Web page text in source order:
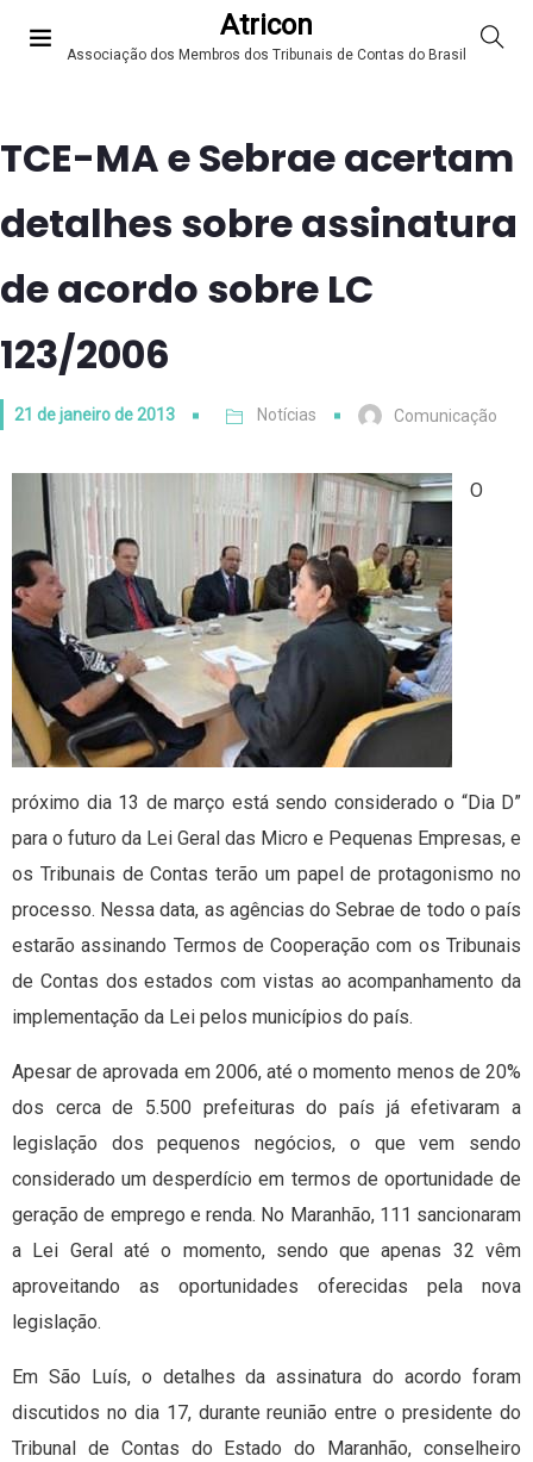
Atricon
Associação dos Membros dos Tribunais de Contas do Brasil
TCE-MA e Sebrae acertam
detalhes sobre assinatura
de acordo sobre LC
123/2006
21 de janeiro de 2013 Notícias Comunicação
O
próximo dia 13 de março está sendo considerado o “Dia D”
para o futuro da Lei Geral das Micro e Pequenas Empresas, e
os Tribunais de Contas terão um papel de protagonismo no
processo. Nessa data, as agências do Sebrae de todo o país
estarão assinando Termos de Cooperação com os Tribunais
de Contas dos estados com vistas ao acompanhamento da
implementação da Lei pelos municípios do país.
Apesar de aprovada em 2006, até o momento menos de 20%
dos cerca de 5.500 prefeituras do país já efetivaram a
legislação dos pequenos negócios, o que vem sendo
considerado um desperdício em termos de oportunidade de
geração de emprego e renda. No Maranhão, 111 sancionaram
a Lei Geral até o momento, sendo que apenas 32 vêm
aproveitando as oportunidades oferecidas pela nova
legislação.
Em São Luís, o detalhes da assinatura do acordo foram
discutidos no dia 17, durante reunião entre o presidente do
Tribunal de Contas do Estado do Maranhão, conselheiro